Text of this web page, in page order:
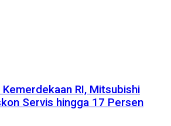
RI, Mitsubishi
Servis hingga 17 Persen